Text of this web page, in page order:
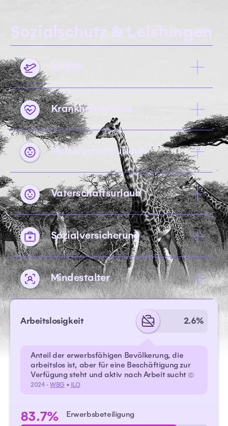
Sozialschutz & Leistungen
Urlaub
Krankheitsurlaub
Mutterschaftsurlaub
Vaterschaftsurlaub
Sozialversicherung
Mindestalter
Arbeitslosigkeit 2.6%
Anteil der erwerbsfähigen Bevölkerung, die
arbeitslos ist, aber für eine Beschäftigung zur
Verfügung steht und aktiv nach Arbeit sucht ©
2024 -WBG • ILO
83.7% Erwerbsbeteiligung